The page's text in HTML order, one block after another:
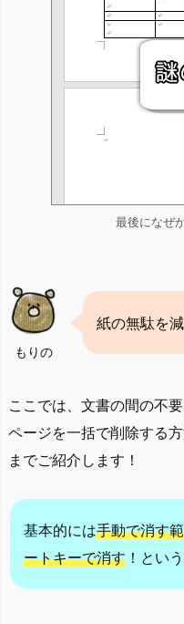
最後になぜ
もりの
紙の無駄を
ここでは、文書の間の不
ページを一括で削除する
までご紹介します！
基本的には手動で消す
ートキーで消す ！とい